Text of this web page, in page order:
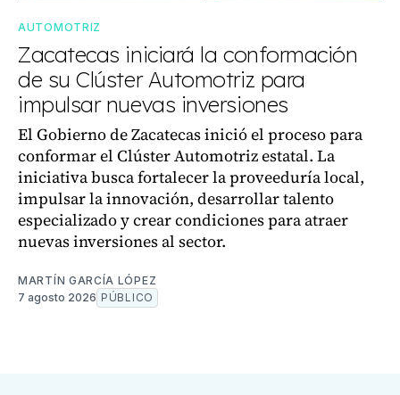
AUTOMOTRIZ
Zacatecas iniciará la conformación
de su Clúster Automotriz para
impulsar nuevas inversiones
El Gobierno de Zacatecas inició el proceso para
conformar el Clúster Automotriz estatal. La
iniciativa busca fortalecer la proveeduría local,
impulsar la innovación, desarrollar talento
especializado y crear condiciones para atraer
nuevas inversiones al sector.
MARTÍN GARCÍA LÓPEZ
7 agosto 2026 PÚBLICO